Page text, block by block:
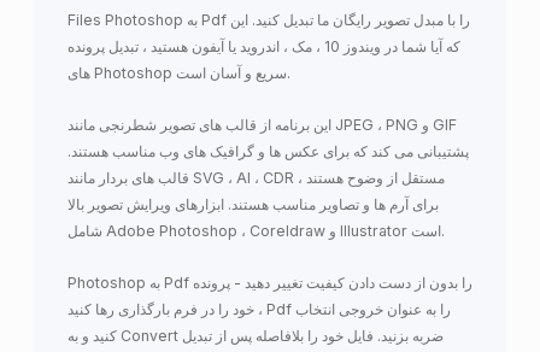
Files Photoshop به Pdf را با مبدل تصویر رایگان ما تبدیل کنید. این
که آیا شما در ویندوز 10 ، مک ، اندروید یا آیفون هستید ، تبدیل پرونده
های Photoshop سریع و آسان است.
این برنامه از قالب های تصویر شطرنجی مانند JPEG ، PNG و GIF
پشتیبانی می کند که برای عکس ها و گرافیک های وب مناسب هستند.
قالب های بردار مانند SVG ، AI ، CDR مستقل از وضوح هستند ،
برای آرم ها و تصاویر مناسب هستند. ابزارهای ویرایش تصویر بالا
شامل Adobe Photoshop ، Coreldraw و Illustrator است.
Photoshop به Pdf را بدون از دست دادن کیفیت تغییر دهید - پرونده
خود را در فرم بارگذاری رها کنید ، Pdf را به عنوان خروجی انتخاب
کنید و به Convert ضربه بزنید. فایل خود را بلافاصله پس از تبدیل